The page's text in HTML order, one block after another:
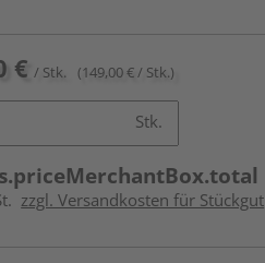
€ / Stk. (149,00 € / Stk.)
Stk.
zzgl. Versandkosten für Stückgut